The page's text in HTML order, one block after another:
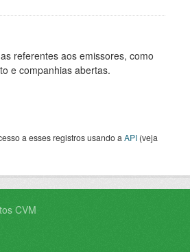
referentes aos emissores, como
e companhias abertas.
a esses registros usando a API (veja
CVM